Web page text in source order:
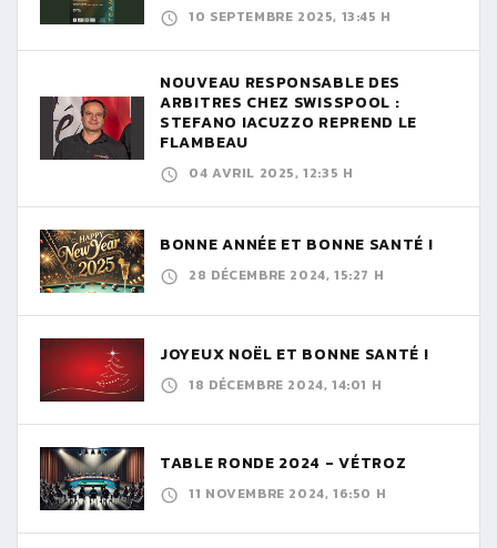
10 SEPTEMBRE 2025, 13:45 H
NOUVEAU RESPONSABLE DES
ARBITRES CHEZ SWISSPOOL :
STEFANO IACUZZO REPREND LE
FLAMBEAU
04 AVRIL 2025, 12:35 H
BONNE ANNÉE ET BONNE SANTÉ !
28 DÉCEMBRE 2024, 15:27 H
JOYEUX NOËL ET BONNE SANTÉ !
18 DÉCEMBRE 2024, 14:01 H
TABLE RONDE 2024 - VÉTROZ
11 NOVEMBRE 2024, 16:50 H